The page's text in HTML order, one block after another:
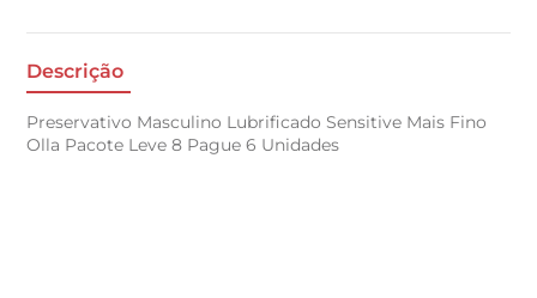
Descrição
Preservativo Masculino Lubrificado Sensitive Mais Fino
Olla Pacote Leve 8 Pague 6 Unidades